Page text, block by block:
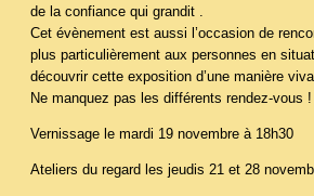
de la confiance qui grandit .
Cet évènement est aussi l’occasion de
plus particulièrement aux personnes en
découvrir cette exposition d’une manière
Ne manquez pas les différents rendez-vous !
Vernissage le mardi 19 novembre à 18h30
Ateliers du regard les jeudis 21 et 28